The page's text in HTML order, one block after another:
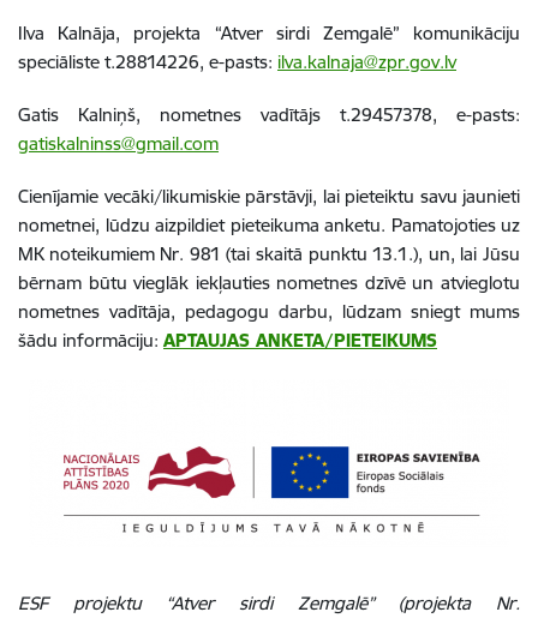
Ilva Kalnāja, projekta “Atver sirdi Zemgalē” komunikāciju
speciāliste t.28814226, e-pasts: ilva.kalnaja@zpr.gov.lv
Gatis Kalniņš, nometnes vadītājs t.29457378, e-pasts:
gatiskalninss@gmail.com
Cienījamie vecāki/likumiskie pārstāvji, lai pieteiktu savu jaunieti
nometnei, lūdzu aizpildiet pieteikuma anketu. Pamatojoties uz
MK noteikumiem Nr. 981 (tai skaitā punktu 13.1.), un, lai Jūsu
bērnam būtu vieglāk iekļauties nometnes dzīvē un atvieglotu
nometnes vadītāja, pedagogu darbu, lūdzam sniegt mums
šādu informāciju: APTAUJAS ANKETA/PIETEIKUMS
ESF projektu “Atver sirdi Zemgalē” (projekta Nr.